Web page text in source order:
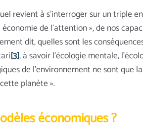
revient à s’interroger sur un triple
de l’attention », de nos
dit, quelles sont les
[3], à savoir l’écologie mentale,
de l’environnement ne sont que
planète ».
économiques ?